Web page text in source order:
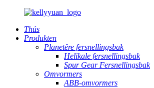
Thús
Produkten
Planetêre fersnellingsbak
Helikale fersnellingsbak
Spur Gear Fersnellingsbak
Omvormers
ABB-omvormers